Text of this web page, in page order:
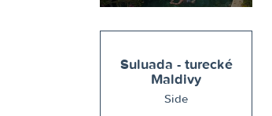
Suluada - turecké
Maldivy
Side